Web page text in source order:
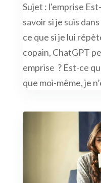
Sujet : l'emprise
savoir si je suis
ce que si je lui
copain, ChatGPT
emprise ? Est-ce
que moi-même, je